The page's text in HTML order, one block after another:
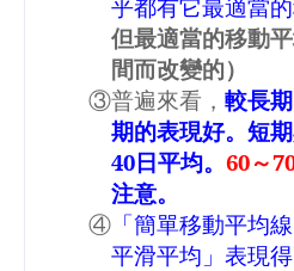
乎都有它最適當的
但最適當的移動
間而改變的）
③普遍來看，較長
期的表現好。短
40日平均。60～
注意。
④ 「簡單移動平均
平滑平均」表現得